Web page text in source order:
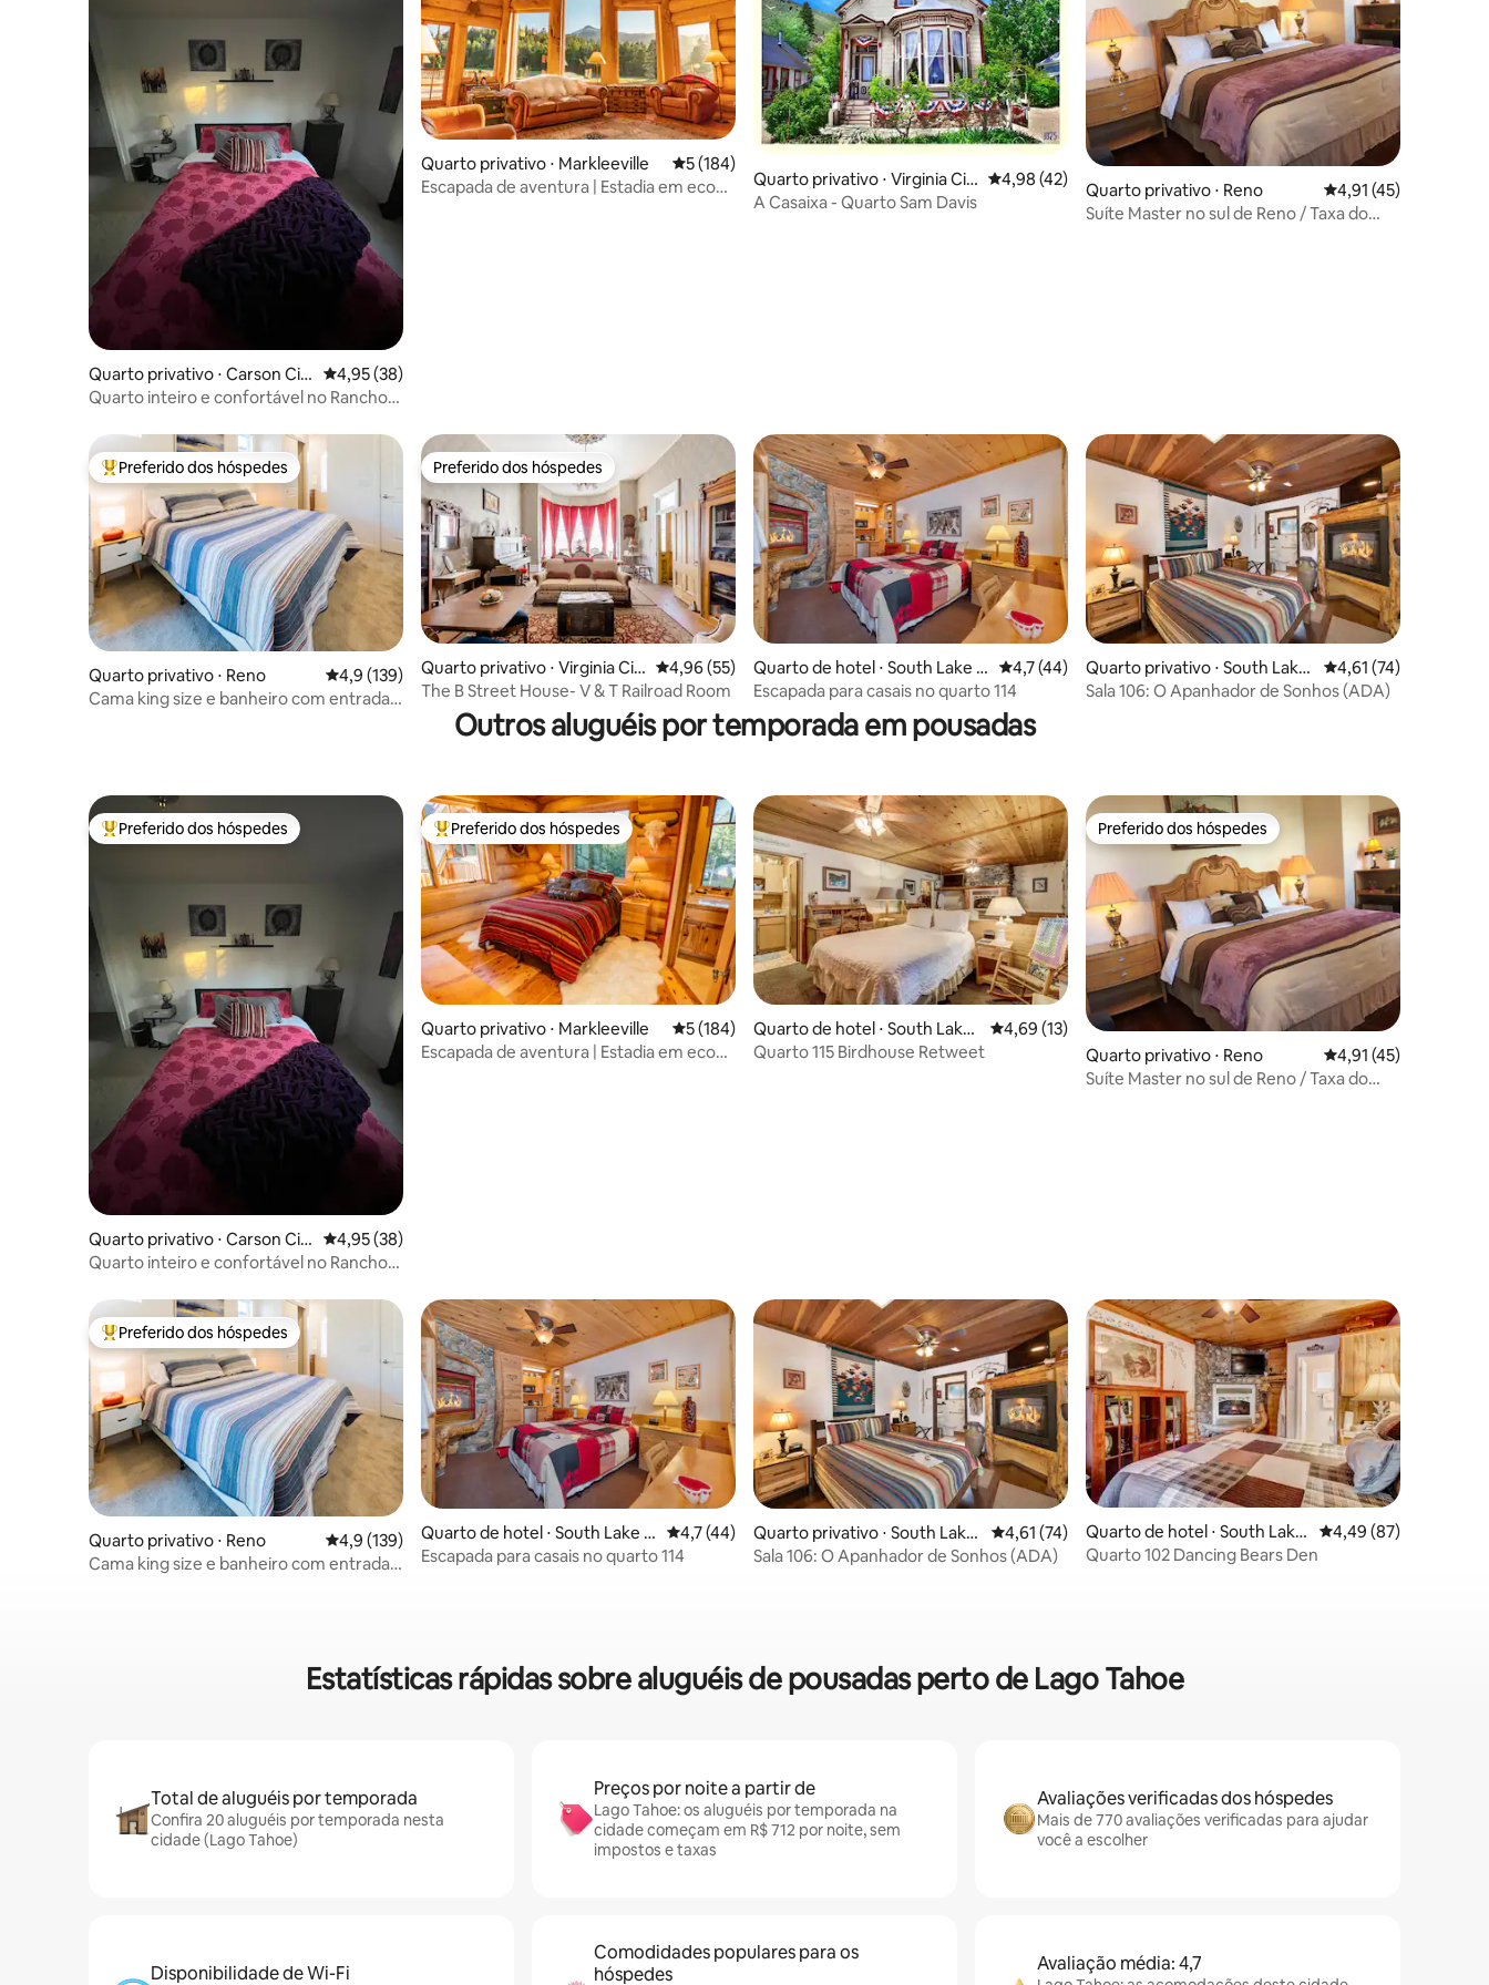
Quarto privativo ⋅ Carson Cit
y
4,95 de uma avaliação média de 5, 38 avaliações
4,95 (38)
Quarto inteiro e confortável no Rancho
Quarto privativo ⋅ Markleeville 5 de uma avaliação média de 5, 184 avaliações
5 (184)
Escapada de aventura | Estadia em eco
Quarto privativo ⋅ Virginia Cit
y
4,98 de uma avaliação média de 5, 42 avaliações
4,98 (42)
A Casaixa - Quarto Sam Davis
Quarto privativo ⋅ Reno 4,91 de uma
4,91 (45)
Suíte Master no sul de Reno / Taxa do
Entre os melhores preferidos dos hóspedes
Preferido dos hóspedes
Quarto privativo ⋅ Reno 4,9 de uma avaliação média de 5, 139 avaliações
4,9 (139)
Cama king size e banheiro com entrada
Preferido dos hóspedes
Preferido dos hóspedes
Quarto privativo ⋅ Virginia Cit
y
4,96 de uma avaliação média de 5, 55 avaliações
4,96 (55)
The B Street House- V & T Railroad Room
Quarto de hotel ⋅ South Lake T
ahoe
4,7 de uma avaliação média de 5, 44 avaliações
4,7 (44)
Escapada para casais no quarto 114
Quarto privativo ⋅ South Lake
Tahoe
4,61 de uma
4,61 (74)
Sala 106: O Apanhador de Sonhos (ADA)
Outros aluguéis por temporada em pousadas
Entre os melhores preferidos dos hóspedes
Preferido dos hóspedes
Quarto privativo ⋅ Carson Cit
y
4,95 de uma avaliação média de 5, 38 avaliações
4,95 (38)
Quarto inteiro e confortável no Rancho
Entre os melhores preferidos dos hóspedes
Preferido dos hóspedes
Quarto privativo ⋅ Markleeville 5 de uma avaliação média de 5, 184 avaliações
5 (184)
Escapada de aventura | Estadia em eco
Quarto de hotel ⋅ South Lake
Tahoe
4,69 de uma avaliação média de 5, 13 avaliações
4,69 (13)
Quarto 115 Birdhouse Retweet
Preferido dos hóspedes
Preferido dos hóspedes
Quarto privativo ⋅ Reno 4,91 de uma
4,91 (45)
Suíte Master no sul de Reno / Taxa do
Entre os melhores preferidos dos hóspedes
Preferido dos hóspedes
Quarto privativo ⋅ Reno 4,9 de uma avaliação média de 5, 139 avaliações
4,9 (139)
Cama king size e banheiro com entrada
Quarto de hotel ⋅ South Lake T
ahoe
4,7 de uma avaliação média de 5, 44 avaliações
4,7 (44)
Escapada para casais no quarto 114
Quarto privativo ⋅ South Lake
Tahoe
4,61 de uma avaliação média de 5, 74 avaliações
4,61 (74)
Sala 106: O Apanhador de Sonhos (ADA)
Quarto de hotel ⋅ South Lake
Tahoe
4,49 de uma
4,49 (87)
Quarto 102 Dancing Bears Den
Estatísticas rápidas sobre aluguéis de pousadas perto de Lago Tahoe
Total de aluguéis por temporada
Confira 20 aluguéis por temporada nesta
cidade (Lago Tahoe)
Preços por noite a partir de
Lago Tahoe: os aluguéis por temporada na
cidade começam em R$ 712 por noite, sem
impostos e taxas
Avaliações verificadas dos hóspedes
Mais de 770 avaliações verificadas para ajudar
você a escolher
Disponibilidade de Wi-Fi
Comodidades populares para os
hóspedes
Avaliação média: 4,7